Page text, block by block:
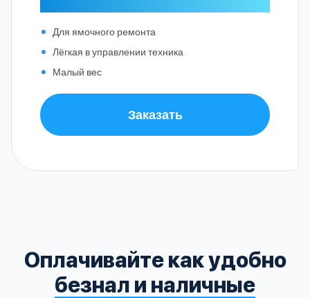
Для ямочного ремонта
Лёгкая в управлении техника
Малый вес
Заказать
Оплачивайте как удобно
безнал и наличные